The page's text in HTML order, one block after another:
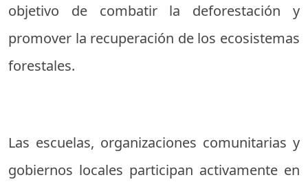
objetivo de combatir la deforestación y
promover la recuperación de los ecosistemas
forestales.
Las escuelas, organizaciones comunitarias y
gobiernos locales participan activamente en